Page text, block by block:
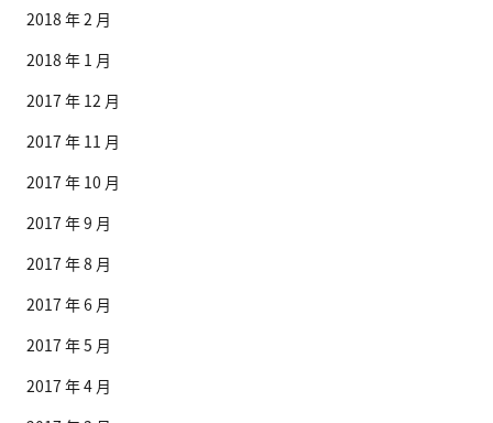
2018 年 2 月
2018 年 1 月
2017 年 12 月
2017 年 11 月
2017 年 10 月
2017 年 9 月
2017 年 8 月
2017 年 6 月
2017 年 5 月
2017 年 4 月